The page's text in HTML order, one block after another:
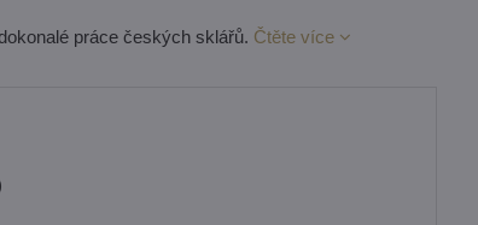
práce českých sklářů. Čtěte více